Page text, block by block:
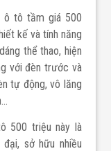
ô tô tầm giá 500
kế và tính năng
thể thao, hiện
với đèn trước và
tự động, vô lăng
500 triệu này là
sở hữu nhiều